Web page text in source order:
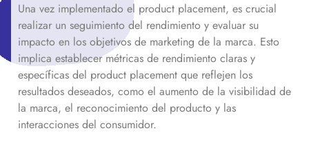
Una vez implementado el product placement, es crucial
realizar un seguimiento del rendimiento y evaluar su
impacto en los objetivos de marketing de la marca. Esto
implica establecer métricas de rendimiento claras y
específicas del product placement que reflejen los
resultados deseados, como el aumento de la visibilidad de
la marca, el reconocimiento del producto y las
interacciones del consumidor.